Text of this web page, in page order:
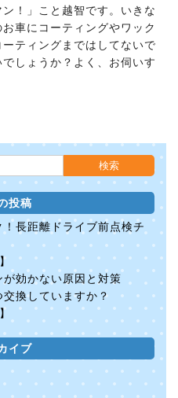
！」こと越智です。いきな
車にコーティングやワック
ティングまではしてないで
しょうか？よく、お伺いす
投稿
長距離ドライブ前点検チ
効かない原因と対策
換していますか？
イブ